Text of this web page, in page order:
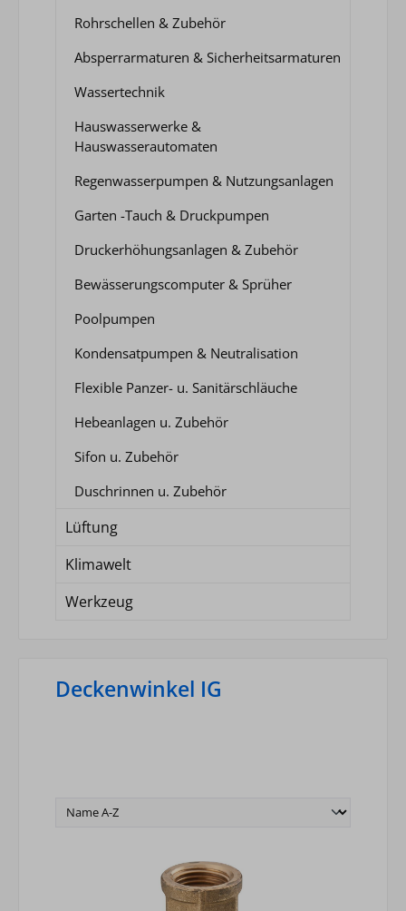
Rohrschellen & Zubehör
Absperrarmaturen & Sicherheitsarmaturen
Wassertechnik
Hauswasserwerke &
Hauswasserautomaten
Regenwasserpumpen & Nutzungsanlagen
Garten -Tauch & Druckpumpen
Druckerhöhungsanlagen & Zubehör
Bewässerungscomputer & Sprüher
Poolpumpen
Kondensatpumpen & Neutralisation
Flexible Panzer- u. Sanitärschläuche
Hebeanlagen u. Zubehör
Sifon u. Zubehör
Duschrinnen u. Zubehör
Lüftung
Klimawelt
Werkzeug
Deckenwinkel IG